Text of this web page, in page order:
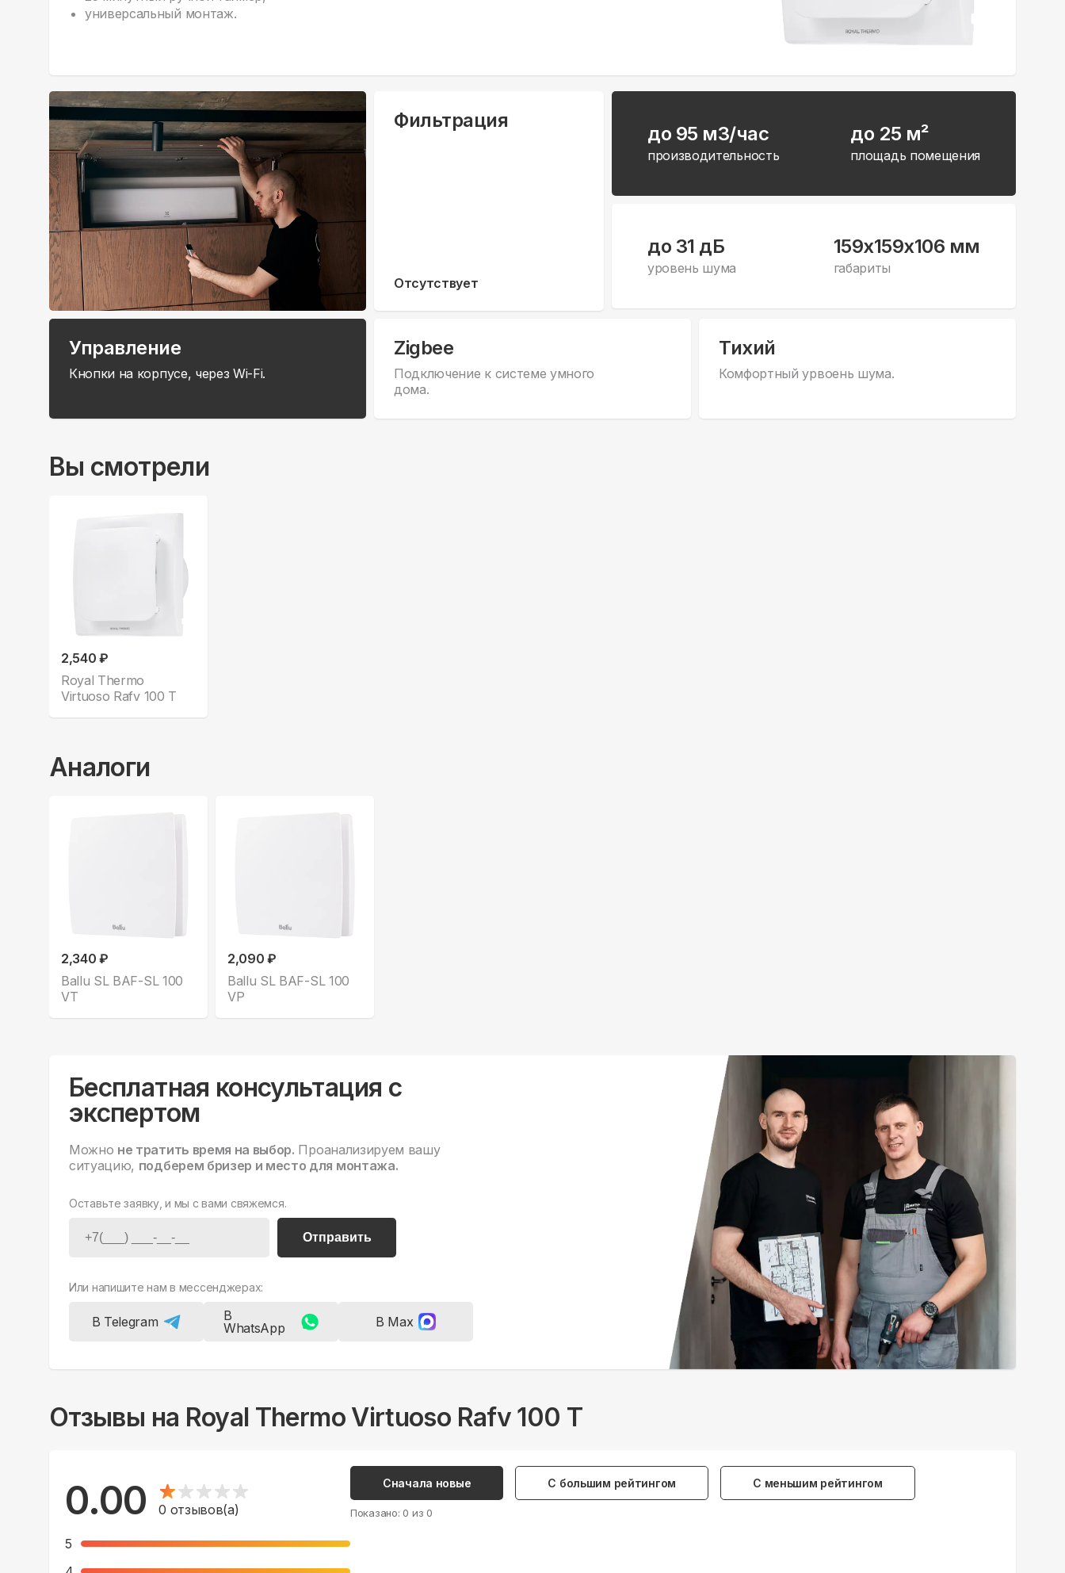
универсальный монтаж.
Фильтрация
Отсутствует
до 95 м3/час
производительность
до 25 м²
площадь помещения
до 31 дБ
уровень шума
159x159x106 мм
габариты
Управление
Кнопки на корпусе, через Wi-Fi.
Zigbee
Подключение к системе умного
дома.
Тихий
Комфортный урвоень шума.
Вы смотрели
2,540 ₽
Royal Thermo
Virtuoso Rafv 100 T
Аналоги
2,340 ₽
Ballu SL BAF-SL 100
VT
2,090 ₽
Ballu SL BAF-SL 100
VP
Бесплатная консультация с
экспертом
Можно не тратить время на выбор. Проанализируем вашу
ситуацию, подберем бризер и место для монтажа.
Оставьте заявку, и мы с вами свяжемся.
Отправить
Или напишите нам в мессенджерах:
В Telegram
В
WhatsApp
В Max
Отзывы на Royal Thermo Virtuoso Rafv 100 T
0.00 0 отзывов(а)
5
Сначала новые С большим рейтингом С меньшим рейтингом
Показано: 0 из 0